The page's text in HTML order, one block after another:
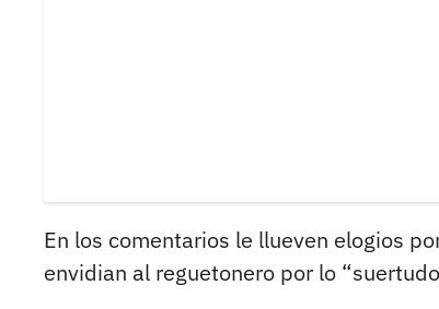
En los comentarios le llueven elogios
envidian al reguetonero por lo